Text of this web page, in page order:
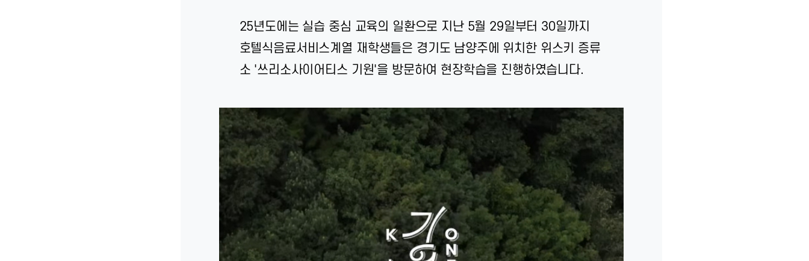
25년도에는 실습 중심 교육의 일환으로 지난 5월 29일부터 30일까지
호텔식음료서비스계열 재학생들은 경기도 남양주에 위치한 위스키 증류
소 '쓰리소사이어티스 기원'을 방문하여 현장학습을 진행하였습니다.